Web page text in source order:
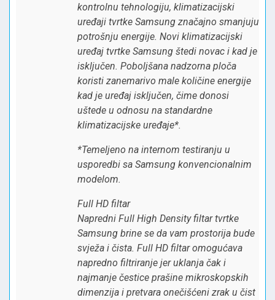
kontrolnu tehnologiju, klimatizacijski
uređaji tvrtke Samsung značajno smanjuju
potrošnju energije. Novi klimatizacijski
uređaj tvrtke Samsung štedi novac i kad je
isključen. Poboljšana nadzorna ploča
koristi zanemarivo male količine energije
kad je uređaj isključen, čime donosi
uštede u odnosu na standardne
klimatizacijske uređaje*.
*Temeljeno na internom testiranju u
usporedbi sa Samsung konvencionalnim
modelom.
Full HD filtar
Napredni Full High Density filtar tvrtke
Samsung brine se da vam prostorija bude
svježa i čista. Full HD filtar omogućava
napredno filtriranje jer uklanja čak i
najmanje čestice prašine mikroskopskih
dimenzija i pretvara onečišćeni zrak u čist